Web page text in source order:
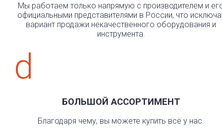
Мы работаем только напрямую с производителем и
официальными представителями в России, что
вариант продажи некачественного оборудования и
инструмента.
d
БОЛЬШОЙ АССОРТИМЕНТ
Благодаря чему, вы можете купить всё у нас.